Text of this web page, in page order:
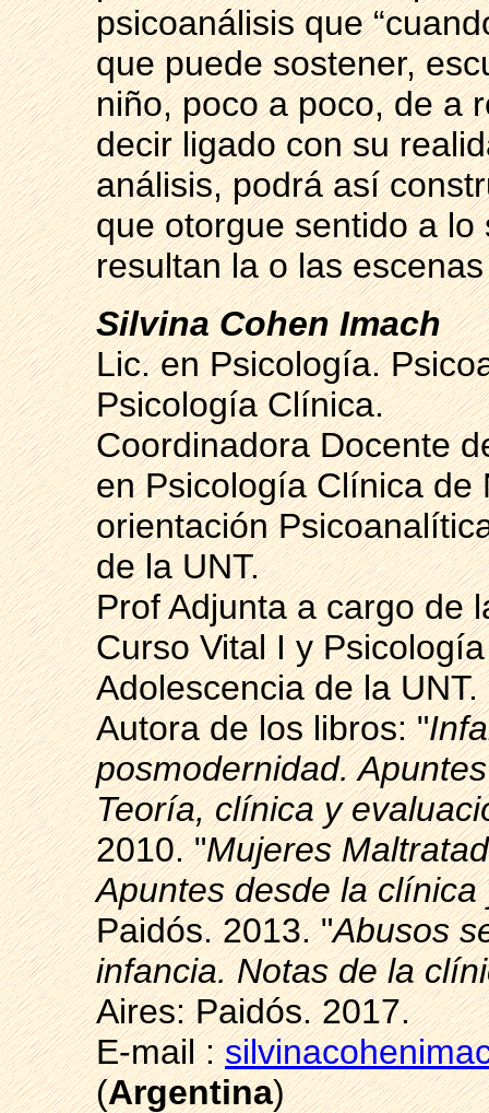
psicoanálisis que
que puede sostener,
niño, poco a poco, de a
decir ligado con su
análisis, podrá así
que otorgue sentido a
resultan la o las
Silvina Cohen Imach
Lic. en Psicología.
Psicología Clínica.
Coordinadora Docente
en Psicología Clínica de
orientación
de la UNT.
Prof Adjunta a cargo de
Curso Vital I y
Adolescencia de la UNT.
Autora de los libros: "
posmodernidad.
Teoría, clínica y
2010. "Mujeres
Apuntes desde la clínica
Paidós. 2013. "Abusos
infancia. Notas de la
Aires: Paidós. 2017.
E-mail :
(Argentina)